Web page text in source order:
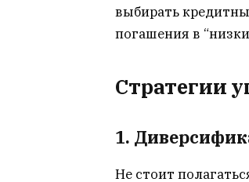
выбирать
погашения в
Стратегии
1.
Не стоит